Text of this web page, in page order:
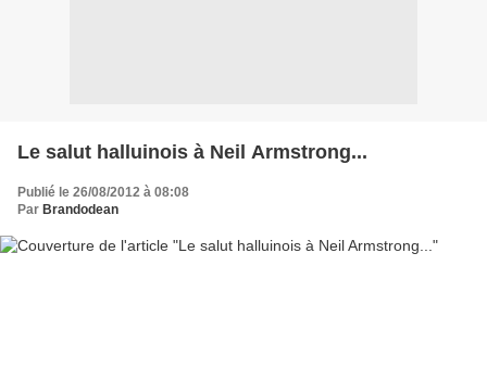
Le salut halluinois à Neil Armstrong...
Publié le 26/08/2012 à 08:08
Par Brandodean